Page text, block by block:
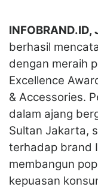
berhasil
dengan meraih
Excellence
& Accessories.
dalam ajang
Sultan Jakarta,
terhadap brand
membangun
kepuasan